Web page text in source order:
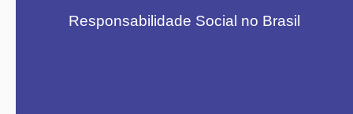
Responsabilidade Social no Brasil